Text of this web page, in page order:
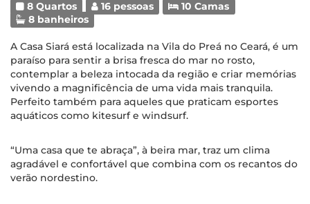
8 Quartos 16 pessoas
10 Camas
8 banheiros
A Casa Siará está localizada na Vila do Preá no Ceará, é um
paraíso para sentir a brisa fresca do mar no rosto,
contemplar a beleza intocada da região e criar memórias
vivendo a magnificência de uma vida mais tranquila.
Perfeito também para aqueles que praticam esportes
aquáticos como kitesurf e windsurf.
“Uma casa que te abraça”, à beira mar, traz um clima
agradável e confortável que combina com os recantos do
verão nordestino.